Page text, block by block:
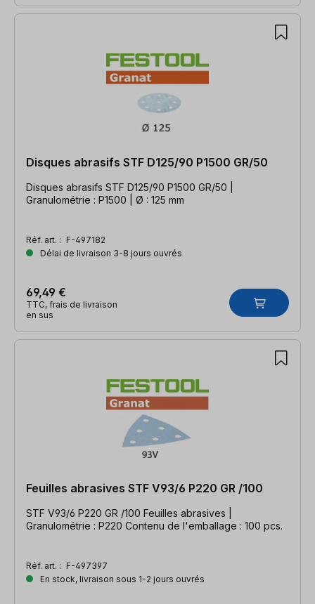
Disques abrasifs STF D125/90 P1500 GR/50
Disques abrasifs STF D125/90 P1500 GR/50 |
Granulométrie : P1500 | Ø : 125 mm
Réf. art. : F-497182
Délai de livraison 3-8 jours ouvrés
69,49 €
TTC, frais de livraison
en sus
Feuilles abrasives STF V93/6 P220 GR /100
STF V93/6 P220 GR /100 Feuilles abrasives |
Granulométrie : P220 Contenu de l'emballage : 100 pcs.
Réf. art. : F-497397
En stock, livraison sous 1-2 jours ouvrés